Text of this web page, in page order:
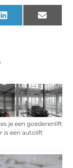
je een goederenlift
is een autolift
LinkedIn Email